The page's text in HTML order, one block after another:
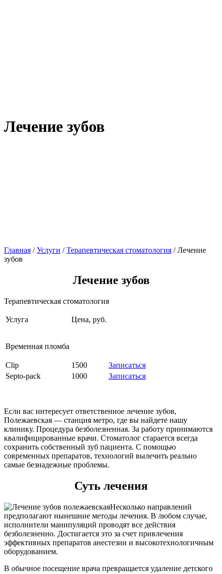
Лечение зубов
Главная /Услуги /Терапевтическая стоматология /Лечение
зубов
Лечение зубов
Терапевтическая стоматология
Услуга Цена, руб.
Временная пломба
Clip 1500
Записаться
Septo-pack
1000 Записаться
Если вас интересует ответственное лечение зубов,
Полежаевская — станция метро, где вы найдете нашу
клинику. Процедура безболезненная. За работу принимаются
квалифицированные врачи. Стоматолог старается всегда
сохранить собственный зуб пациента. С помощью
современных препаратов, технологий вылечить реально
самые безнадежные проблемы.
Суть лечения
Несколько направлений
предполагают нынешние методы лечения. В любом случае,
исполнители манипуляций проводят все действия
безболезненно. Достигается это за счет привлечения
эффективных препаратов анестезии и высокотехнологичным
оборудованием.
В обычное посещение врача превращается удаление детского